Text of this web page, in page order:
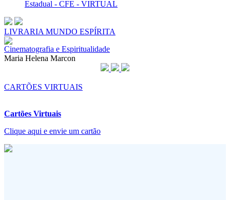
Estadual - CFE - VIRTUAL
LIVRARIA MUNDO ESPÍRITA
Cinematografia e Espiritualidade
Maria Helena Marcon
CARTÕES VIRTUAIS
Cartões Virtuais
Clique aqui e envie um cartão